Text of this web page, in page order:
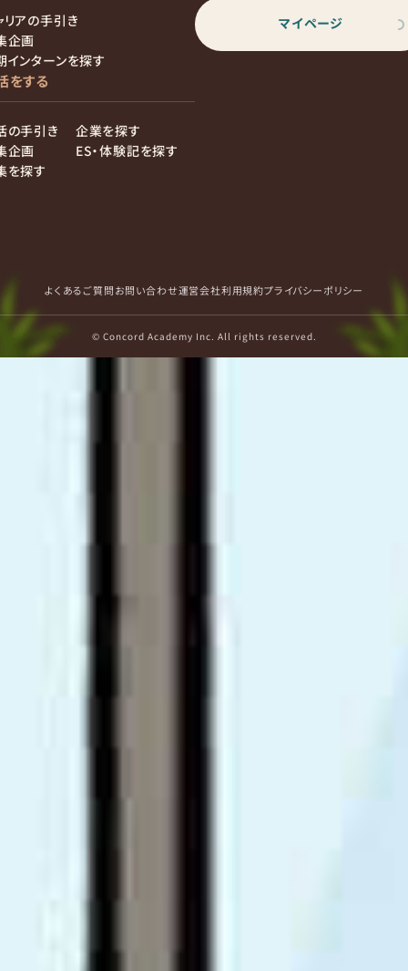
リアの手引き
企画
インターンを探す
をする
の手引き
企画
を探す
企業を探す
ES・体験記を探す
マイページ
よくあるご質問お問い合わせ運営会社利用規約プライバシーポリシー
© Concord Academy Inc. All rights reserved.